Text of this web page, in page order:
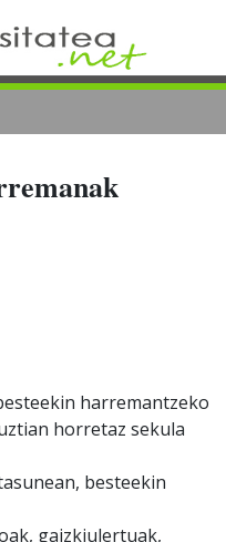
harremantzeko
horretaz sekula
besteekin
gaizkiulertuak,